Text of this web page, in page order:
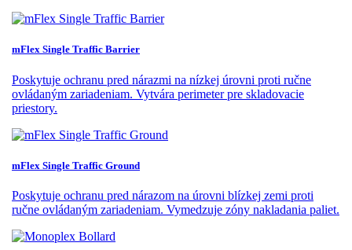
mFlex Single Traffic Barrier
Poskytuje ochranu pred nárazmi na nízkej úrovni proti ručne
ovládaným zariadeniam. Vytvára perimeter pre skladovacie
priestory.
mFlex Single Traffic Ground
Poskytuje ochranu pred nárazom na úrovni blízkej zemi proti
ručne ovládaným zariadeniam. Vymedzuje zóny nakladania paliet.